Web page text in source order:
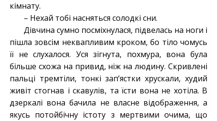
кімнату.
– Нехай тобі насняться солодкі сни.
Дівчина сумно посміхнулася, підвелась на ноги і
пішла зовсім неквапливим кроком, бо тіло чомусь
її не слухалося. Уся зігнута, похмура, вона була
більше схожа на привид, ніж на людину. Скривлені
пальці тремтіли, тонкі зап’ястки хрускали, худий
живіт стогнав і скавулів, та їсти вона не хотіла. В
дзеркалі вона бачила не власне відображення, а
якусь потойбічну істоту з мертвими очима, що